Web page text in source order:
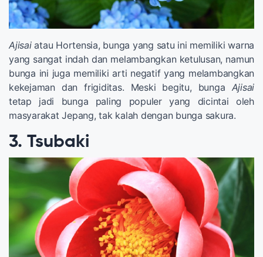
Ajisaiatau Hortensia, bunga yang satu ini memiliki warna
yang sangat indah dan melambangkan ketulusan, namun
bunga ini juga memiliki arti negatif yang melambangkan
kekejaman dan frigiditas. Meski begitu, bunga Ajisai
tetap jadi bunga paling populer yang dicintai oleh
masyarakat Jepang, tak kalah dengan bunga sakura.
3. Tsubaki